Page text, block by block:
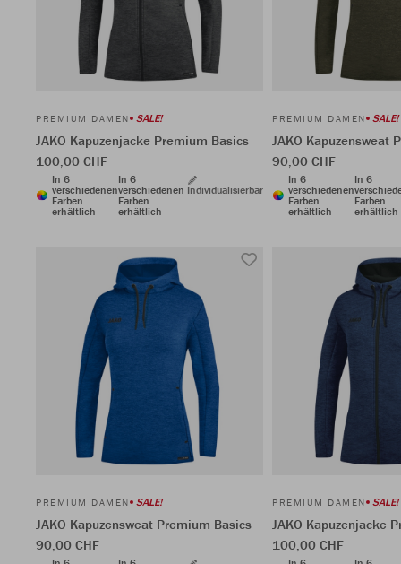
PREMIUM DAMEN SALE!
JAKO Kapuzenjacke Premium Basics
100,00 CHF
In 6
verschiedenen
Farben
erhältlich
In 6
verschiedenen
Farben
erhältlich
Individualisierbar
PREMIUM DAMEN SALE!
JAKO Kapuzensweat
90,00 CHF
In 6
verschiedenen
Farben
erhältlich
In 6
Farben
erhältlich
PREMIUM DAMEN SALE!
JAKO Kapuzensweat Premium Basics
90,00 CHF
PREMIUM DAMEN SALE!
JAKO Kapuzenjacke
100,00 CHF